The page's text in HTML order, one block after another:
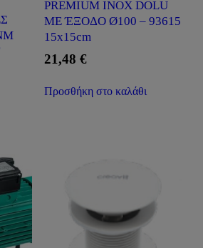
PREMIUM INOX DOLU
ΜΕ ΈΞΟΔΟ Ø100 – 93615
15x15cm
21,48 €
Προσθήκη στο καλάθι